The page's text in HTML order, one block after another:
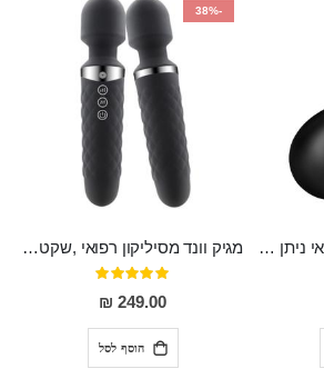
חוקן גדול מסיליקון רפואי ניתן לשימוש גם כפלאג וגם כחרוזים אנאלים
-38%
מגיק וונד מסיליקון רפואי ,שקט במיוחד, נטען בעל 10 מהירויות שונות "Erna"
דירוג:
100%
249.00 ₪
הוסף לסל